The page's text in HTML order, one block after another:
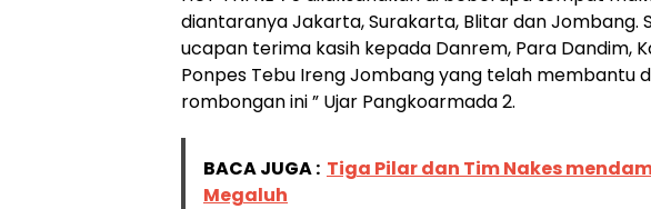
diantaranya Jakarta, Surakarta, Blitar dan Jombang.
ucapan terima kasih kepada Danrem, Para Dandim,
Ponpes Tebu Ireng Jombang yang telah membantu
rombongan ini ” Ujar Pangkoarmada 2.
BACA JUGA : Tiga Pilar dan Tim Nakes
Megaluh